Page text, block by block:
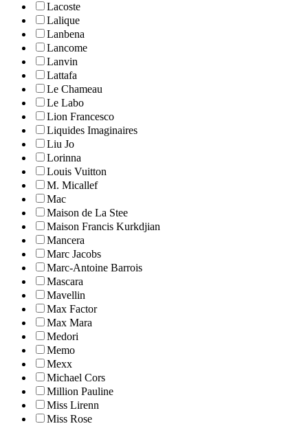
Lacoste
Lalique
Lanbena
Lancome
Lanvin
Lattafa
Le Chameau
Le Labo
Lion Francesco
Liquides Imaginaires
Liu Jo
Lorinna
Louis Vuitton
M. Micallef
Mac
Maison de La Stee
Maison Francis Kurkdjian
Mancera
Marc Jacobs
Marc-Antoine Barrois
Mascara
Mavellin
Max Factor
Max Mara
Medori
Memo
Mexx
Michael Cors
Million Pauline
Miss Lirenn
Miss Rose